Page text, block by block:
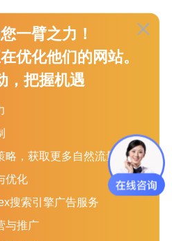
会寻找证据证明您确实应该得
大多数链接来自偏离主题的活
说您没有。
内容？
法给你一个完整的答案。
一臂之力！
优化他们的网站。
，把握机遇
，获取更多自然流量
优化
搜索引擎广告服务
与推广